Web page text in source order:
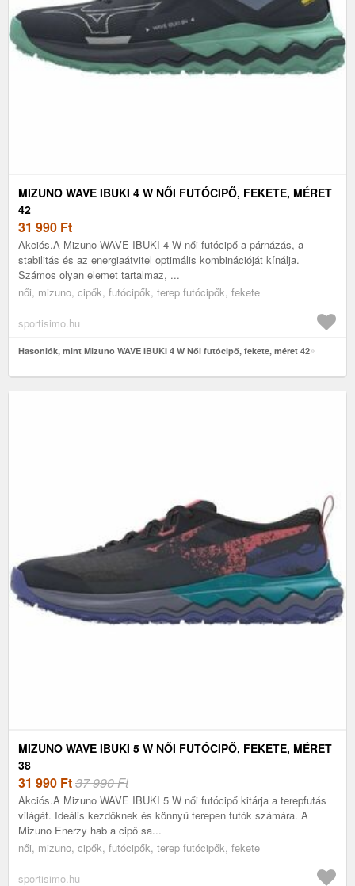
MIZUNO WAVE IBUKI 4 W NŐI FUTÓCIPŐ, FEKETE, MÉRET
42
31 990 Ft
Akciós.A Mizuno WAVE IBUKI 4 W női futócipő a párnázás, a
stabilitás és az energiaátvitel optimális kombinációját kínálja.
Számos olyan elemet tartalmaz, ...
női, mizuno, cipők, futócipők, terep futócipők, fekete
sportisimo.hu
Hasonlók, mint Mizuno WAVE IBUKI 4 W Női futócipő, fekete, méret 42
MIZUNO WAVE IBUKI 5 W NŐI FUTÓCIPŐ, FEKETE, MÉRET
38
31 990 Ft37 990 Ft
Akciós.A Mizuno WAVE IBUKI 5 W női futócipő kitárja a terepfutás
világát. Ideális kezdőknek és könnyű terepen futók számára. A
Mizuno Enerzy hab a cipő sa...
női, mizuno, cipők, futócipők, terep futócipők, fekete
sportisimo.hu